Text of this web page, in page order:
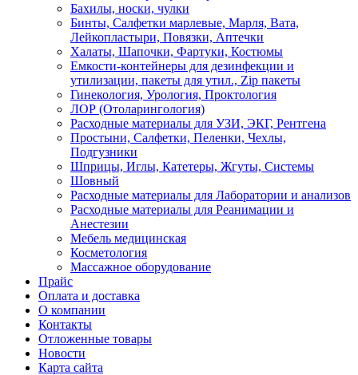
Бахилы, носки, чулки
Бинты, Салфетки марлевые, Марля, Вата,
Лейкопластыри, Повязки, Аптечки
Халаты, Шапочки, Фартуки, Костюмы
Емкости-контейнеры для дезинфекции и
утилизации, пакеты для утил., Zip пакеты
Гинекология, Урология, Проктология
ЛОР (Отоларингология)
Расходные материалы для УЗИ, ЭКГ, Рентгена
Простыни, Салфетки, Пеленки, Чехлы,
Подгузники
Шприцы, Иглы, Катетеры, Жгуты, Системы
Шовный
Расходные материалы для Лаборатории и анализов
Расходные материалы для Реанимации и
Анестезии
Мебель медицинская
Косметология
Массажное оборудование
Прайс
Оплата и доставка
О компании
Контакты
Отложенные товары
Новости
Карта сайта